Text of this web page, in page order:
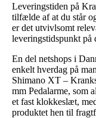
Leveringstiden på
tilfælde af at du står
er det utvivlsomt
leveringstidspunkt på
En del netshops i
enkelt hverdag på
Shimano XT –
mm Pedalarme, som
et fast klokkeslæt,
produktet hen til